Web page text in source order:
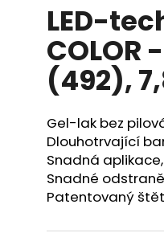
LED-
COLOR
(492),
Gel-lak bez
Dlouhotrvající
Snadná aplikace,
Snadné
Patentovaný